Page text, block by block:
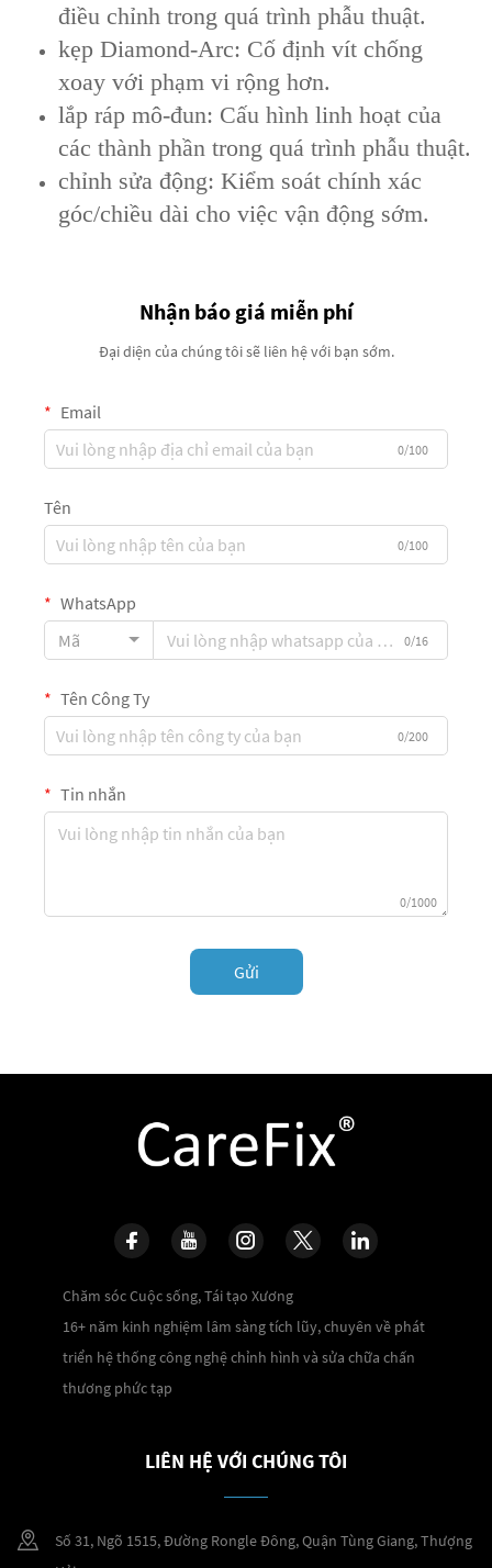
điều chỉnh trong quá trình phẫu thuật.
kẹp Diamond-Arc: Cố định vít chống
xoay với phạm vi rộng hơn.
lắp ráp mô-đun: Cấu hình linh hoạt của
các thành phần trong quá trình phẫu thuật.
chỉnh sửa động: Kiểm soát chính xác
góc/chiều dài cho việc vận động sớm.
Nhận báo giá miễn phí
Đại diện của chúng tôi sẽ liên hệ với bạn sớm.
Email
0/100
Tên
0/100
WhatsApp
Mã
0/16
Tên Công Ty
0/200
Tin nhắn
0/1000
Gửi
Chăm sóc Cuộc sống, Tái tạo Xương
16+ năm kinh nghiệm lâm sàng tích lũy, chuyên về phát
triển hệ thống công nghệ chỉnh hình và sửa chữa chấn
thương phức tạp
LIÊN HỆ VỚI CHÚNG TÔI
Số 31, Ngõ 1515, Đường Rongle Đông, Quận Tùng Giang, Thượng